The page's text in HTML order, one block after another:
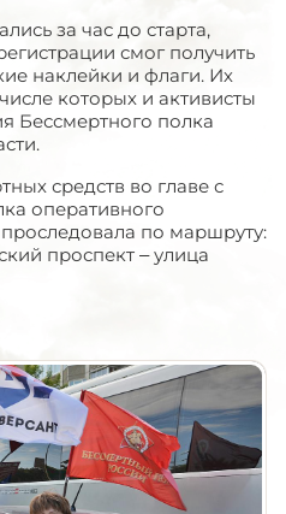
за час до старта,
смог получить
наклейки и флаги. Их
которых и активисты
Бессмертного полка
средств во главе с
оперативного
по маршруту:
проспект – улица